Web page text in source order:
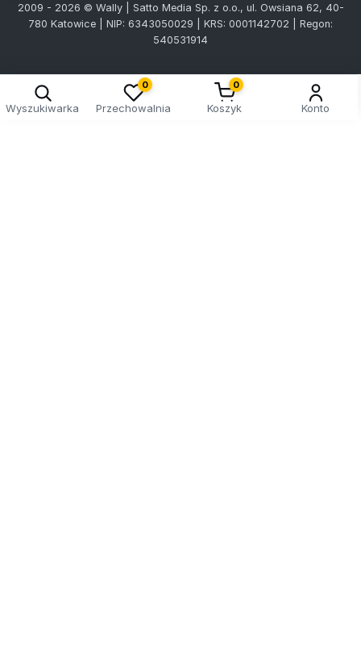
2009 - 2026 © Wally | Satto Media Sp. z o.o., ul. Owsiana 62, 40-
780 Katowice | NIP: 6343050029 | KRS: 0001142702 | Regon:
540531914
Wyszukiwarka
0
Przechowalnia
0
Koszyk Konto